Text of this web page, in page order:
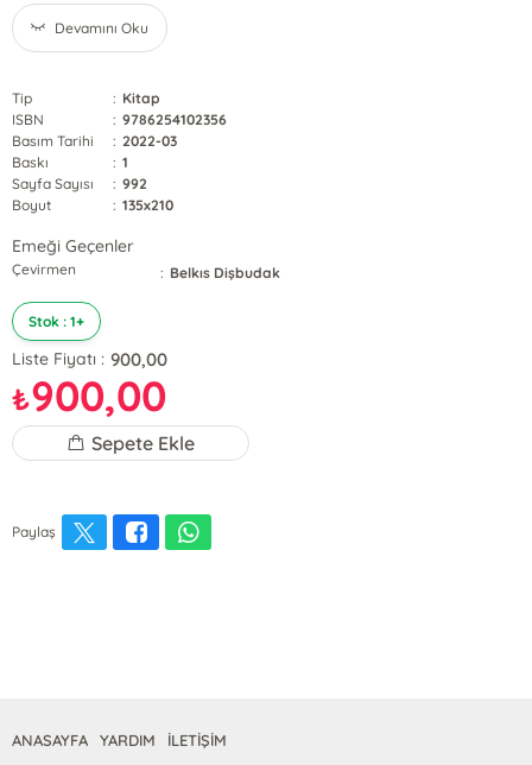
Devamını Oku
Tip : Kitap
ISBN
: 9786254102356
Basım Tarihi
: 2022-03
Baskı
: 1
Sayfa Sayısı
: 992
Boyut
: 135x210
Emeği Geçenler
Çevirmen : Belkıs Dişbudak
Stok : 1+
Liste Fiyatı : 900,00
₺900,00
Sepete Ekle
Paylaş
ANASAYFA YARDIM İLETİŞİM